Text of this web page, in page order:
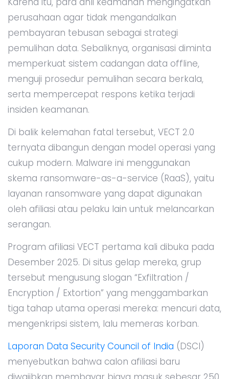
perusahaan agar tidak mengandalkan
pembayaran tebusan sebagai strategi
pemulihan data. Sebaliknya, organisasi diminta
memperkuat sistem cadangan data offline,
menguji prosedur pemulihan secara berkala,
serta mempercepat respons ketika terjadi
insiden keamanan.
Di balik kelemahan fatal tersebut, VECT 2.0
ternyata dibangun dengan model operasi yang
cukup modern. Malware ini menggunakan
skema ransomware-as-a-service (RaaS), yaitu
layanan ransomware yang dapat digunakan
oleh afiliasi atau pelaku lain untuk melancarkan
serangan.
Program afiliasi VECT pertama kali dibuka pada
Desember 2025. Di situs gelap mereka, grup
tersebut mengusung slogan “Exfiltration /
Encryption / Extortion” yang menggambarkan
tiga tahap utama operasi mereka: mencuri data,
mengenkripsi sistem, lalu memeras korban.
Laporan Data Security Council of India (DSCI)
menyebutkan bahwa calon afiliasi baru